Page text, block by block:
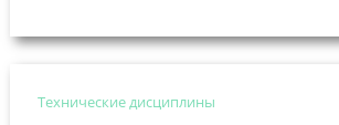
Технические дисциплины